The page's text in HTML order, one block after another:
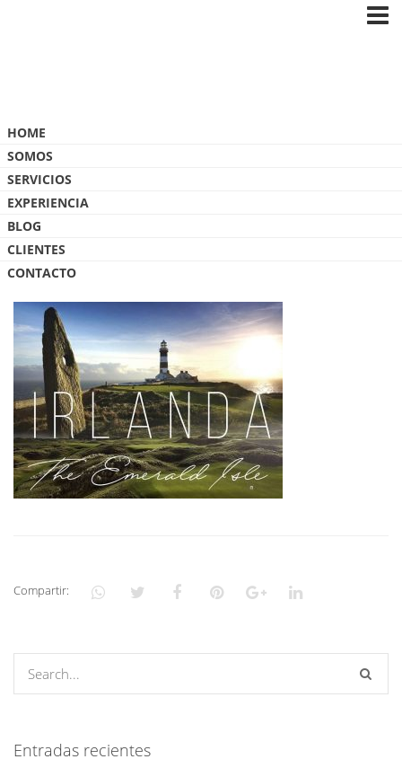
HOME
SOMOS
SERVICIOS
EXPERIENCIA
BLOG
CLIENTES
CONTACTO
FLYER IRLANDA QUORUM CHICO
30 JULIO, 2019
Compartir:
Entradas recientes